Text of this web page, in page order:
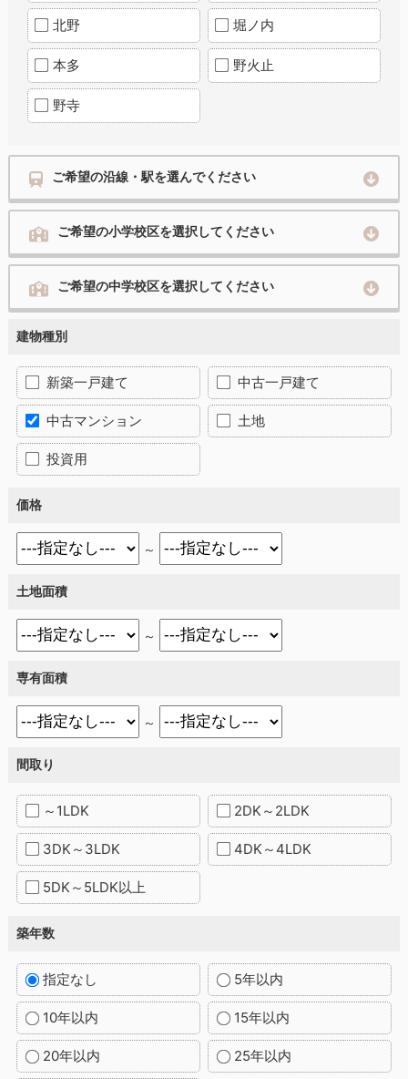
北野 堀ノ内
本多 野火止
野寺
ご希望の沿線・駅を選んでください
ご希望の小学校区を選択してください
ご希望の中学校区を選択してください
建物種別
新築一戸建て 中古一戸建て
中古マンション 土地
投資用
価格
～
土地面積
～
専有面積
～
間取り
～1LDK 2DK～2LDK
3DK～3LDK 4DK～4LDK
5DK～5LDK以上
築年数
指定なし 5年以内
10年以内 15年以内
20年以内 25年以内